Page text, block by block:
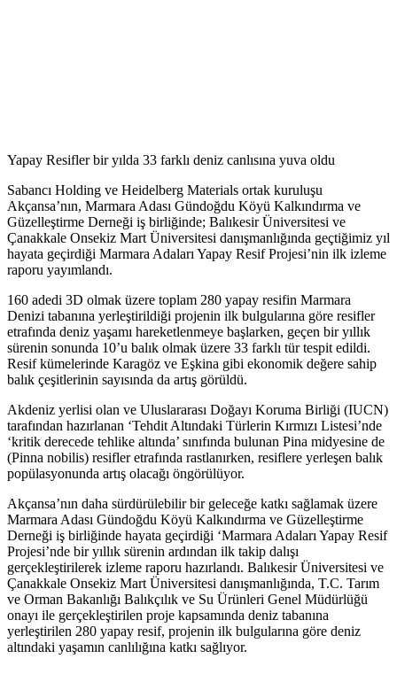
Yapay Resifler bir yılda 33 farklı deniz canlısına yuva oldu
Sabancı Holding ve Heidelberg Materials ortak kuruluşu
Akçansa’nın, Marmara Adası Gündoğdu Köyü Kalkındırma ve
Güzelleştirme Derneği iş birliğinde; Balıkesir Üniversitesi ve
Çanakkale Onsekiz Mart Üniversitesi danışmanlığında geçtiğimiz yıl
hayata geçirdiği Marmara Adaları Yapay Resif Projesi’nin ilk izleme
raporu yayımlandı.
160 adedi 3D olmak üzere toplam 280 yapay resifin Marmara
Denizi tabanına yerleştirildiği projenin ilk bulgularına göre resifler
etrafında deniz yaşamı hareketlenmeye başlarken, geçen bir yıllık
sürenin sonunda 10’u balık olmak üzere 33 farklı tür tespit edildi.
Resif kümelerinde Karagöz ve Eşkina gibi ekonomik değere sahip
balık çeşitlerinin sayısında da artış görüldü.
Akdeniz yerlisi olan ve Uluslararası Doğayı Koruma Birliği (IUCN)
tarafından hazırlanan ‘Tehdit Altındaki Türlerin Kırmızı Listesi’nde
‘kritik derecede tehlike altında’ sınıfında bulunan Pina midyesine de
(Pinna nobilis) resifler etrafında rastlanırken, resiflere yerleşen balık
popülasyonunda artış olacağı öngörülüyor.
Akçansa’nın daha sürdürülebilir bir geleceğe katkı sağlamak üzere
Marmara Adası Gündoğdu Köyü Kalkındırma ve Güzelleştirme
Derneği iş birliğinde hayata geçirdiği ‘Marmara Adaları Yapay Resif
Projesi’nde bir yıllık sürenin ardından ilk takip dalışı
gerçekleştirilerek izleme raporu hazırlandı. Balıkesir Üniversitesi ve
Çanakkale Onsekiz Mart Üniversitesi danışmanlığında, T.C. Tarım
ve Orman Bakanlığı Balıkçılık ve Su Ürünleri Genel Müdürlüğü
onayı ile gerçekleştirilen proje kapsamında deniz tabanına
yerleştirilen 280 yapay resif, projenin ilk bulgularına göre deniz
altındaki yaşamın canlılığına katkı sağlıyor.